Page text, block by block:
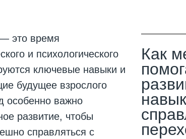
Как
это время
и психологического
ключевые навыки и
будущее взрослого
особенно важно
развитие, чтобы
справляться с